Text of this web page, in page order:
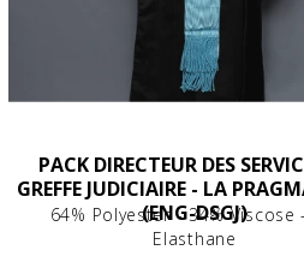
PACK DIRECTEUR DES
GREFFE JUDICIAIRE - LA
(ENG-DSGJ)
64% Polyester - 34% Viscose
Elasthane